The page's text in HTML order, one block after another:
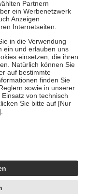
zehn Euro je
eigene Gesundheit zu
zu unterstützen,
18. Lebensjahr
die von der
echte Bewertungen
künstlicher